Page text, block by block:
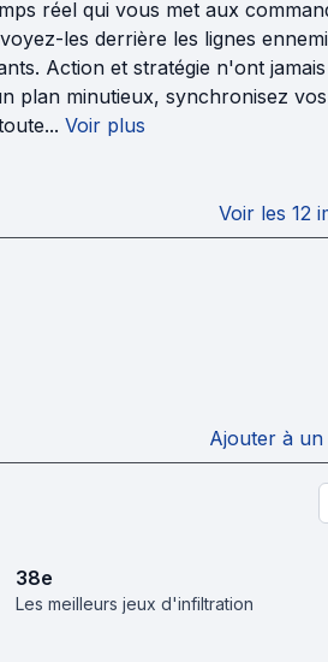
réel qui vous met aux
les derrière les lignes
Action et stratégie n'ont
plan minutieux, synchronisez vos
Voir plus
Voir les 12
Ajouter à un
38e
Les meilleurs jeux d'infiltration